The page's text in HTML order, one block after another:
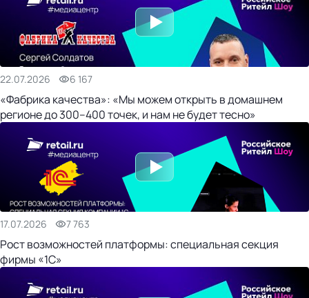
22.07.2026 6 167
«Фабрика качества»: «Мы можем открыть в домашнем
регионе до 300–400 точек, и нам не будет тесно»
17.07.2026 7 763
Рост возможностей платформы: специальная секция
фирмы «1С»